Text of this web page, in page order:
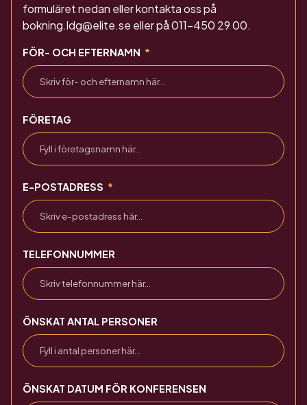
formuläret nedan eller kontakta oss på
bokning.ldg@elite.se eller på 011-450 29 00.
FÖR- OCH EFTERNAMN
FÖRETAG
E-POSTADRESS
TELEFONNUMMER
ÖNSKAT ANTAL PERSONER
ÖNSKAT DATUM FÖR KONFERENSEN